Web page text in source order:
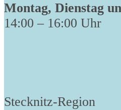
Montag, Dienstag
14:00 – 16:00 Uhr
Stecknitz-Region